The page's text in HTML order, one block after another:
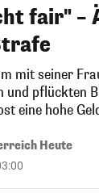
fair" –
mit seiner
und pflückten
eine hohe
Heute